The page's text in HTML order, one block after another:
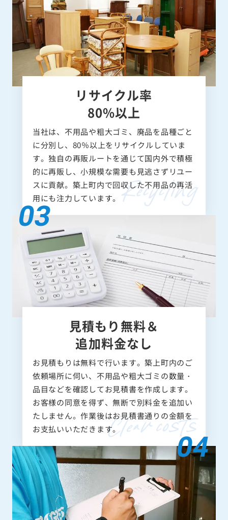
リサイクル率
80%以上
当社は、不用品や粗大ゴミ、廃品を品種ごと
に分別し、80％以上をリサイクルしていま
す。独自の再販ルートを通じて国内外で積極
的に再販し、小規模な需要も見逃さずリユー
スに貢献。築上町内で回収した不用品の再活
用にも注力しています。
見積もり無料＆
追加料金なし
お見積もりは無料で行います。築上町内のご
依頼場所に伺い、不用品や粗大ゴミの数量・
品目などを確認してお見積書を作成します。
お客様の同意を得ず、無断で別料金を追加い
たしません。作業後はお見積書通りの金額を
お支払いいただきます。